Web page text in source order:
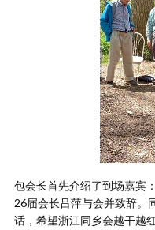
包会长首先介绍了到场嘉宾
26届会长吕萍与会并致辞。
话，希望浙江同乡会越干越